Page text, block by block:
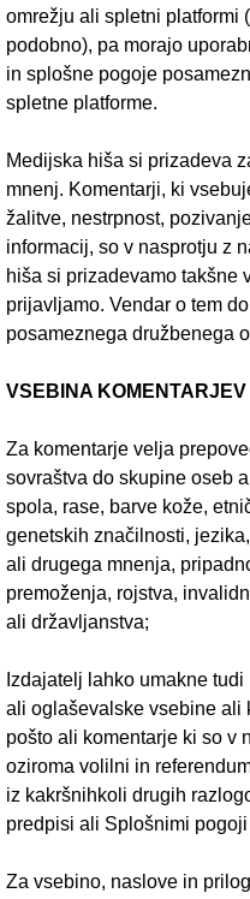
omrežju ali spletni platformi
podobno), pa morajo
in splošne pogoje
spletne platforme.
Medijska hiša si prizadeva
mnenj. Komentarji, ki
žalitve, nestrpnost,
informacij, so v nasprotju z
hiša si prizadevamo takšne
prijavljamo. Vendar o tem
posameznega družbenega
VSEBINA
Za komentarje velja
sovraštva do skupine oseb
spola, rase, barve kože,
genetskih značilnosti,
ali drugega mnenja,
premoženja, rojstva,
ali državljanstva;
Izdajatelj lahko umakne
ali oglaševalske vsebine ali
pošto ali komentarje ki so v
oziroma volilni in
iz kakršnihkoli drugih
predpisi ali Splošnimi
Za vsebino, naslove in